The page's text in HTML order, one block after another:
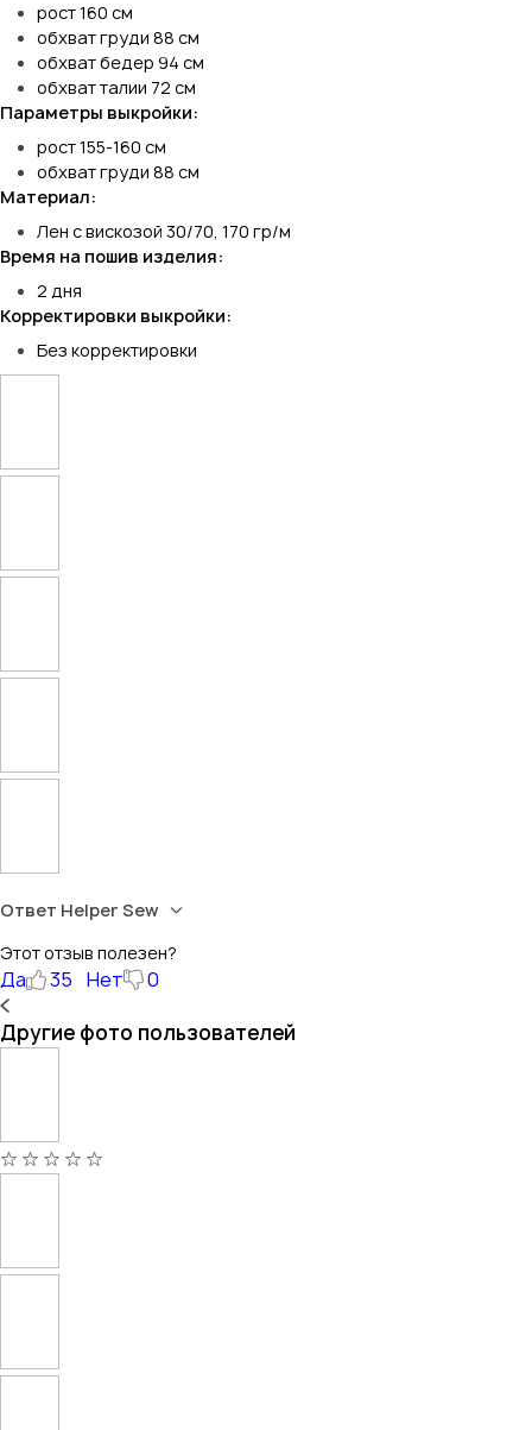
рост 160 см
обхват груди 88 см
обхват бедер 94 см
обхват талии 72 см
Параметры выкройки:
рост 155-160 см
обхват груди 88 см
Материал:
Лен с вискозой 30/70, 170 гр/м
Время на пошив изделия:
2 дня
Корректировки выкройки:
Без корректировки
Ответ Helper Sew
Этот отзыв полезен?
Да 35 Нет 0
Другие фото пользователей